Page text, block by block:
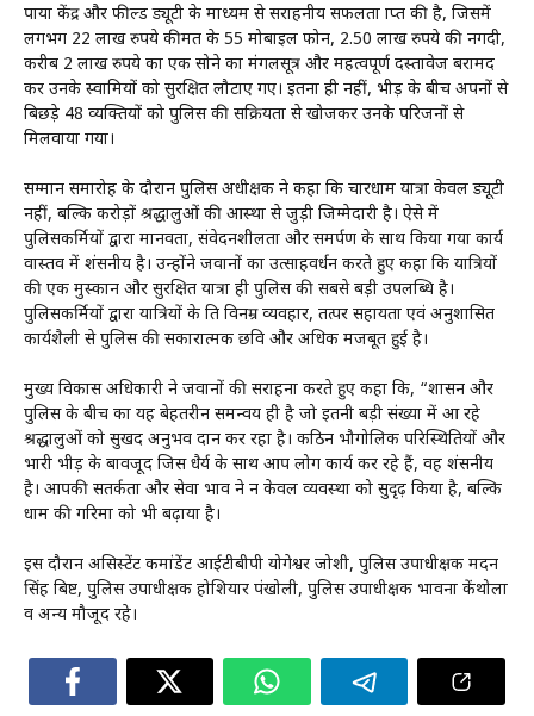
पाया केंद्र और फील्ड ड्यूटी के माध्यम से सराहनीय सफलता प्राप्त की है, जिसमें
लगभग 22 लाख रुपये कीमत के 55 मोबाइल फोन, 2.50 लाख रुपये की नगदी,
करीब 2 लाख रुपये का एक सोने का मंगलसूत्र और महत्वपूर्ण दस्तावेज बरामद
कर उनके स्वामियों को सुरक्षित लौटाए गए। इतना ही नहीं, भीड़ के बीच अपनों से
बिछड़े 48 व्यक्तियों को पुलिस की सक्रियता से खोजकर उनके परिजनों से
मिलवाया गया।
सम्मान समारोह के दौरान पुलिस अधीक्षक ने कहा कि चारधाम यात्रा केवल ड्यूटी
नहीं, बल्कि करोड़ों श्रद्धालुओं की आस्था से जुड़ी जिम्मेदारी है। ऐसे में
पुलिसकर्मियों द्वारा मानवता, संवेदनशीलता और समर्पण के साथ किया गया कार्य
वास्तव में प्रशंसनीय है। उन्होंने जवानों का उत्साहवर्धन करते हुए कहा कि यात्रियों
की एक मुस्कान और सुरक्षित यात्रा ही पुलिस की सबसे बड़ी उपलब्धि है।
पुलिसकर्मियों द्वारा यात्रियों के प्रति विनम्र व्यवहार, तत्पर सहायता एवं अनुशासित
कार्यशैली से पुलिस की सकारात्मक छवि और अधिक मजबूत हुई है।
मुख्य विकास अधिकारी ने जवानों की सराहना करते हुए कहा कि, “प्रशासन और
पुलिस के बीच का यह बेहतरीन समन्वय ही है जो इतनी बड़ी संख्या में आ रहे
श्रद्धालुओं को सुखद अनुभव प्रदान कर रहा है। कठिन भौगोलिक परिस्थितियों और
भारी भीड़ के बावजूद जिस धैर्य के साथ आप लोग कार्य कर रहे हैं, वह प्रशंसनीय
है। आपकी सतर्कता और सेवा भाव ने न केवल व्यवस्था को सुदृढ़ किया है, बल्कि
धाम की गरिमा को भी बढ़ाया है।
इस दौरान असिस्टेंट कमांडेंट आईटीबीपी योगेश्वर जोशी, पुलिस उपाधीक्षक मदन
सिंह बिष्ट, पुलिस उपाधीक्षक होशियार पंखोली, पुलिस उपाधीक्षक भावना केंथोला
व अन्य मौजूद रहे।